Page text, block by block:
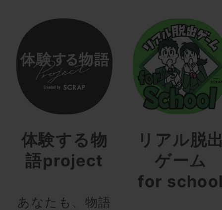
体験する物
語project
あなたも、物語
リアル脱
ゲーム
for